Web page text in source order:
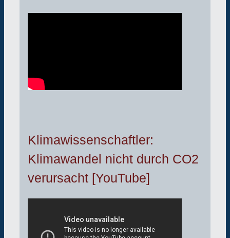
Klimawissenschaftler:
Klimawandel nicht durch CO2
verursacht [YouTube]